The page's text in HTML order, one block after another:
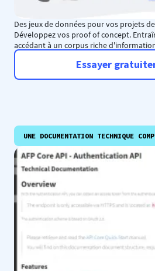
Des jeux de données pour vos projets
Développez vos proof of concept.
accédant à un corpus riche
Essayer
UNE DOCUMENTATION TECHNIQUE